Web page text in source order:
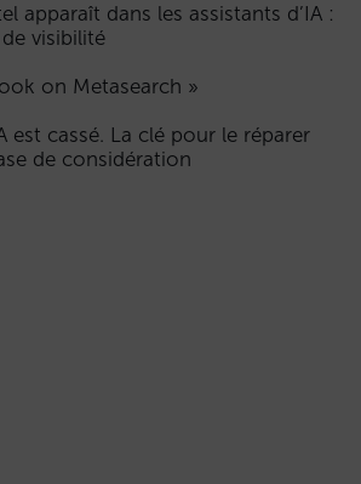
apparaît dans les assistants d’IA :
visibilité
on Metasearch »
est cassé. La clé pour le réparer
de considération